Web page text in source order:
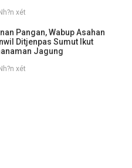
xét
Pangan, Wabup Asahan
Ditjenpas Sumut Ikut
Jagung
xét